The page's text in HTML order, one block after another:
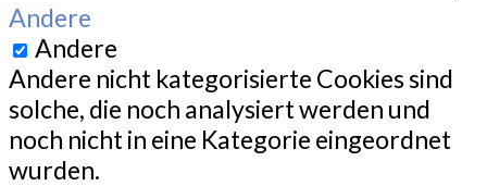
Andere
Andere
Andere nicht kategorisierte Cookies sind
solche, die noch analysiert werden und
noch nicht in eine Kategorie eingeordnet
wurden.